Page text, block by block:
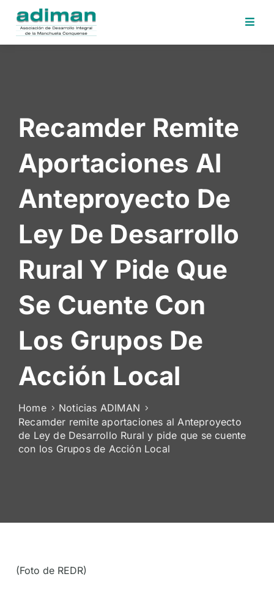
Desafios
Electrónica
Contratante
Noticias
Contacto
Area
Socios
Recamder Remite
Aportaciones Al
Anteproyecto De
Ley De Desarrollo
Rural Y Pide Que
Se Cuente Con
Los Grupos De
Acción Local
Home
Noticias ADIMAN
Recamder remite aportaciones al Anteproyecto
de Ley de Desarrollo Rural y pide que se cuente
con los Grupos de Acción Local
(Foto de REDR)